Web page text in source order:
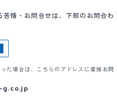
情・お問合せは、下部のお問合わ
た場合は、こちらのアドレスに直接お問
g.co.jp